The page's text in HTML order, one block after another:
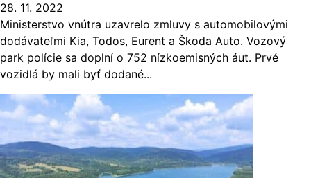
28. 11. 2022
Ministerstvo vnútra uzavrelo zmluvy s automobilovými
dodávateľmi Kia, Todos, Eurent a Škoda Auto. Vozový
park polície sa doplní o 752 nízkoemisných áut. Prvé
vozidlá by mali byť dodané...